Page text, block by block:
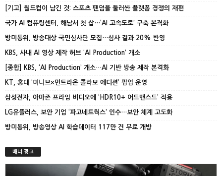
[기고] 월드컵이 남긴 것: 스포츠 팬덤을 둘러싼 플랫폼 경쟁의 재편
국가 AI 컴퓨팅센터, 해남서 첫 삽…‘AI 고속도로’ 구축 본격화
방미통위, 방송대상 국민심사단 모집…심사 결과 20% 반영
KBS, 사내 AI 영상 제작 허브 ‘AI Production’ 개소
[종합] KBS, ‘AI Production’ 개소…AI 기반 방송 제작 본격화
KT, 홍대 ‘미니브×민트라온 콜라보 에디션’ 팝업 운영
삼성전자, 아마존 프라임 비디오에 ‘HDR10+ 어드밴스드’ 적용
LG유플러스, 보안 기업 ‘파고네트웍스’ 인수…보안 체계 고도화
방미통위, 방송영상 AI 학습데이터 117만 건 무료 개방
배너 광고